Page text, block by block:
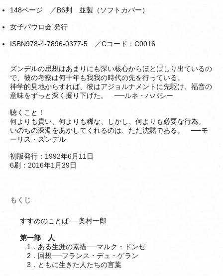
148ページ ／B6判 並製（ソフトカバー）
女子パウロ会 発行
ISBN978-4-7896-0377-5 ／Cコード：C0016
ズンデルの思想はあまりにも深い核心からほとばしり出ているの
で、彼の考察は何十年も我我の時代の先を行っている。
神学的見地からすれば、彼はアジョルナメントに先駆け、福音の
意味をずっと深く掘り下げた。 ──ルネ・ハバシー
聴くこと！
何よりも貴い、何よりも稀な、しかし、何よりも必要な行為。
いのちの深淵をあかしてくれるのは、ただ沈黙である。 ──モ
ーリス・ズンデル
初版発行：1992年6月11日
6刷：2016年1月29日
もくじ
すすめのことば──奥村一郎
第一部 人
1．ある生涯の素描──マルク・ドンゼ
2．回想──フランス・デュ・ゲラン
3．ともに生きた人たちの言葉